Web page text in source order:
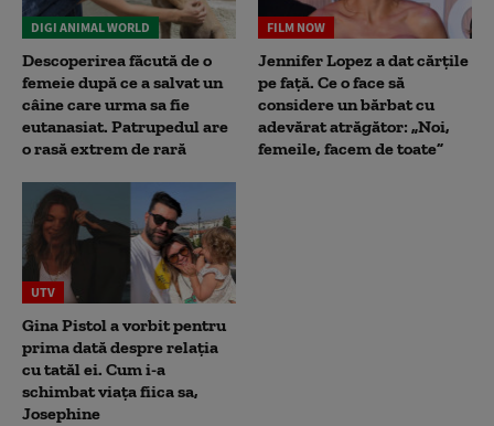
DIGI ANIMAL WORLD
Descoperirea făcută de o
femeie după ce a salvat un
câine care urma sa fie
eutanasiat. Patrupedul are
o rasă extrem de rară
FILM NOW
Jennifer Lopez a dat cărțile
pe față. Ce o face să
considere un bărbat cu
adevărat atrăgător: „Noi,
femeile, facem de toate”
UTV
Gina Pistol a vorbit pentru
prima dată despre relația
cu tatăl ei. Cum i-a
schimbat viața fiica sa,
Josephine